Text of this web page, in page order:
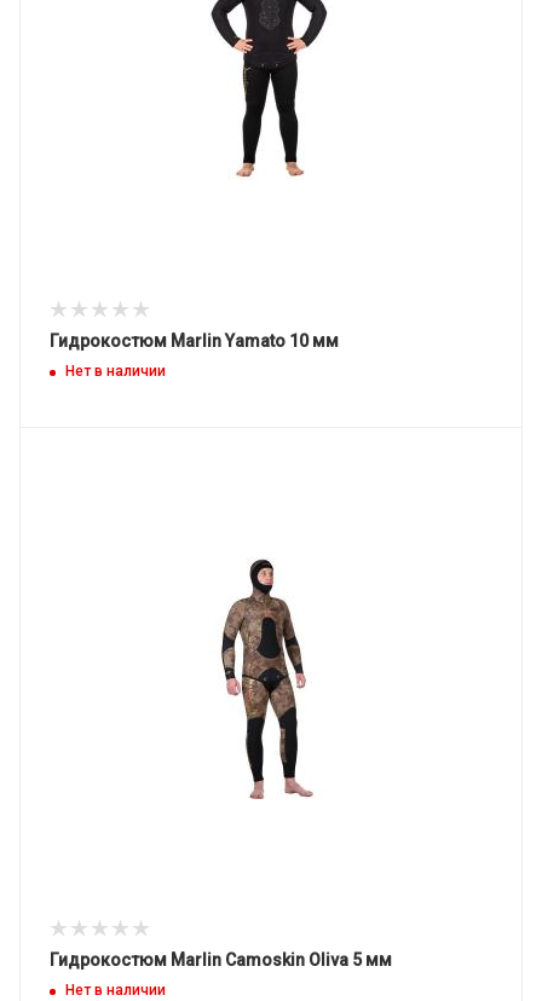
Гидрокостюм Marlin Yamato 10 мм
Нет в наличии
Гидрокостюм Marlin Camoskin Oliva 5 мм
Нет в наличии